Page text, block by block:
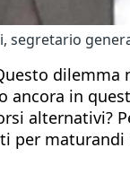
segretario
in
alternativi?
per